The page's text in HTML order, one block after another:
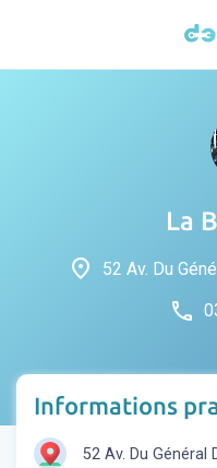
La
place 52 Av. Du
phone
Informations
52 Av. Du Général